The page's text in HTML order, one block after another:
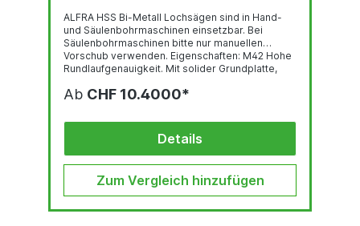
ALFRA HSS Bi-Metall Lochsägen sind in Hand-
und Säulenbohrmaschinen einsetzbar. Bei
Säulenbohrmaschinen bitte nur manuellen
Vorschub verwenden. Eigenschaften: M42 Hohe
Rundlaufgenauigkeit. Mit solider Grundplatte,
Stabilität sowie Rundlauf- und
und Schnittwinkeln sowie Kombiverzahnung 4/6
ZpZ. Diese variable Zahnteilung sorgt für
gleichmäßigeren Schnitt,...
Ab CHF 10.4000*
Details
Zum Vergleich hinzufügen